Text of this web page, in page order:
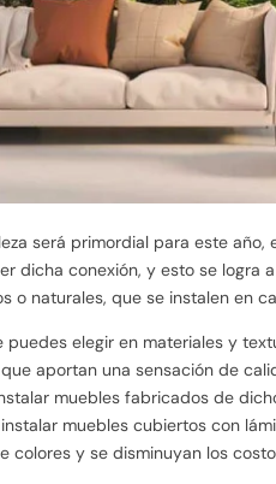
será primordial para este
dicha conexión, y esto se logra
o naturales, que se instalen en
elegir en materiales y
aportan una sensación de
muebles fabricados de
muebles cubiertos con
colores y se disminuyan los